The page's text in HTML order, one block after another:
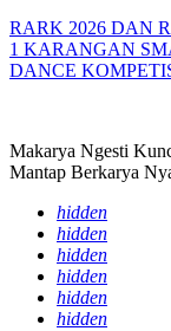
RARK 2026 DAN
1 KARANGAN
DANCE
Makarya Ngesti
Mantap Berkarya
hidden
hidden
hidden
hidden
hidden
hidden